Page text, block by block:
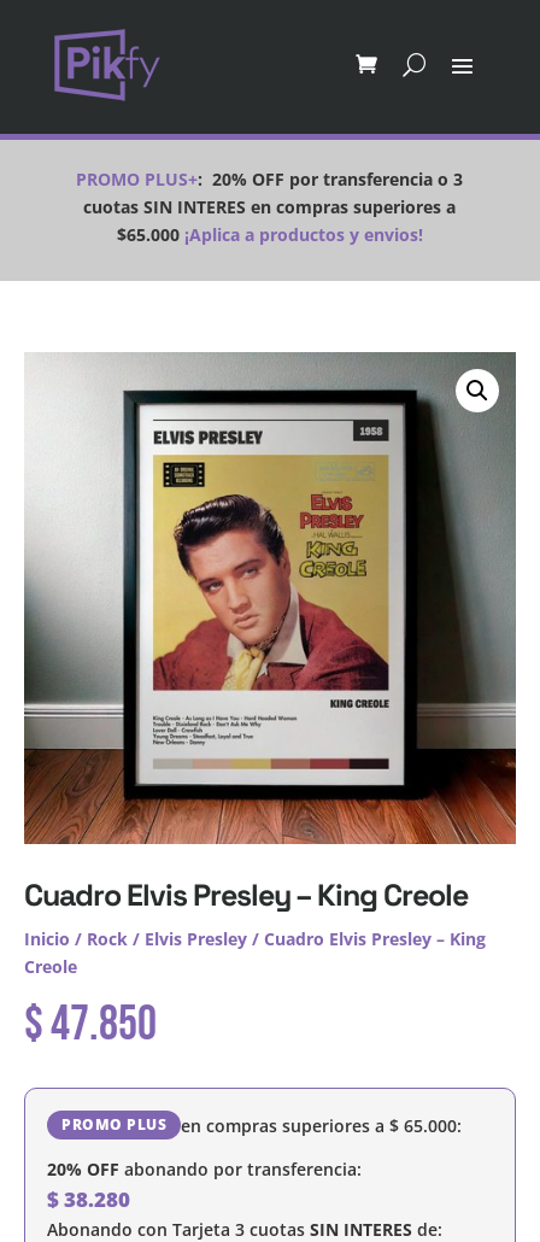
PROMO PLUS+:20% OFF por transferencia o 3
cuotas SIN INTERES en compras superiores a
$65.000¡Aplica a productos y envios!
Cuadro Elvis Presley – King Creole
Inicio / Rock / Elvis Presley / Cuadro Elvis Presley – King
Creole
$47.850
PROMO PLUS en compras superiores a $ 65.000:
20% OFF abonando por transferencia:
$38.280
Abonando con Tarjeta 3 cuotas SIN INTERES de: